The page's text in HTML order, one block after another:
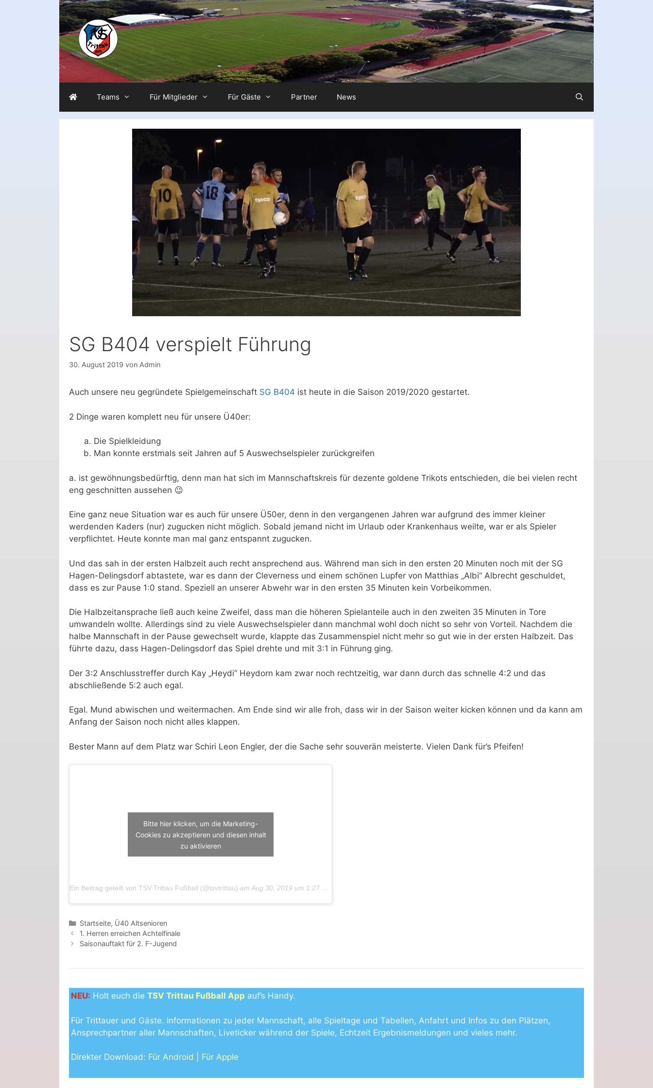
Teams Für Mitglieder Für Gäste Partner News
SG B404 verspielt Führung
30. August 2019 von Admin
Auch unsere neu gegründete Spielgemeinschaft SG B404 ist heute in die Saison 2019/2020 gestartet.
2 Dinge waren komplett neu für unsere Ü40er:
Die Spielkleidung
Man konnte erstmals seit Jahren auf 5 Auswechselspieler zurückgreifen
a. ist gewöhnungsbedürftig, denn man hat sich im Mannschaftskreis für dezente goldene Trikots entschieden, die bei vielen recht
eng geschnitten aussehen 😉
Eine ganz neue Situation war es auch für unsere Ü50er, denn in den vergangenen Jahren war aufgrund des immer kleiner
werdenden Kaders (nur) zugucken nicht möglich. Sobald jemand nicht im Urlaub oder Krankenhaus weilte, war er als Spieler
verpflichtet. Heute konnte man mal ganz entspannt zugucken.
Und das sah in der ersten Halbzeit auch recht ansprechend aus. Während man sich in den ersten 20 Minuten noch mit der SG
Hagen-Delingsdorf abtastete, war es dann der Cleverness und einem schönen Lupfer von Matthias „Albi“ Albrecht geschuldet,
dass es zur Pause 1:0 stand. Speziell an unserer Abwehr war in den ersten 35 Minuten kein Vorbeikommen.
Die Halbzeitansprache ließ auch keine Zweifel, dass man die höheren Spielanteile auch in den zweiten 35 Minuten in Tore
umwandeln wollte. Allerdings sind zu viele Auswechselspieler dann manchmal wohl doch nicht so sehr von Vorteil. Nachdem die
halbe Mannschaft in der Pause gewechselt wurde, klappte das Zusammenspiel nicht mehr so gut wie in der ersten Halbzeit. Das
führte dazu, dass Hagen-Delingsdorf das Spiel drehte und mit 3:1 in Führung ging.
Der 3:2 Anschlusstreffer durch Kay „Heydi“ Heydorn kam zwar noch rechtzeitig, war dann durch das schnelle 4:2 und das
abschließende 5:2 auch egal.
Egal. Mund abwischen und weitermachen. Am Ende sind wir alle froh, dass wir in der Saison weiter kicken können und da kann am
Anfang der Saison noch nicht alles klappen.
Bester Mann auf dem Platz war Schiri Leon Engler, der die Sache sehr souverän meisterte. Vielen Dank für’s Pfeifen!
Ein Beitrag geteilt von TSV Trittau Fußball (@tsvtrittau) am Aug 30, 2019 um 1:27 PDT
Bitte hier klicken, um die Marketing-
Cookies zu akzeptieren und diesen inhalt
zu aktivieren
Kategorien
Startseite, Ü40 Altsenioren
1. Herren erreichen Achtelfinale
Saisonauftakt für 2. F-Jugend
NEU: Holt euch die TSV Trittau Fußball App auf’s Handy.
Für Trittauer und Gäste. Informationen zu jeder Mannschaft, alle Spieltage und Tabellen, Anfahrt und Infos zu den Plätzen,
Ansprechpartner aller Mannschaften, Liveticker während der Spiele, Echtzeit Ergebnismeldungen und vieles mehr.
Direkter Download: Für Android Für Apple